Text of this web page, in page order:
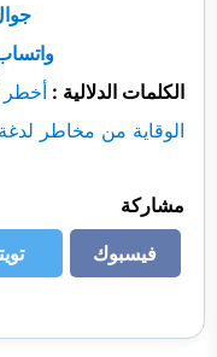
جوال :
واتساب :
الكلمات الدلالية : أخطر
الوقاية من مخاطر
مشاركة
فيسبوك
فيسبوك